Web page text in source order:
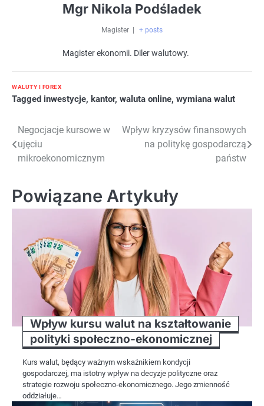
Mgr Nikola Podśladek
Magister + posts
Magister ekonomii. Diler walutowy.
WALUTY I FOREX
Tagged inwestycje, kantor, waluta online, wymiana walut
Nawigacja
wpisu
Negocjacje kursowe w
ujęciu
mikroekonomicznym
Wpływ kryzysów finansowych
na politykę gospodarczą
państw
Powiązane Artykuły
Wpływ kursu walut na kształtowanie
polityki społeczno-ekonomicznej
Kurs walut, będący ważnym wskaźnikiem kondycji
gospodarczej, ma istotny wpływ na decyzje polityczne oraz
strategie rozwoju społeczno-ekonomicznego. Jego zmienność
oddziałuje…